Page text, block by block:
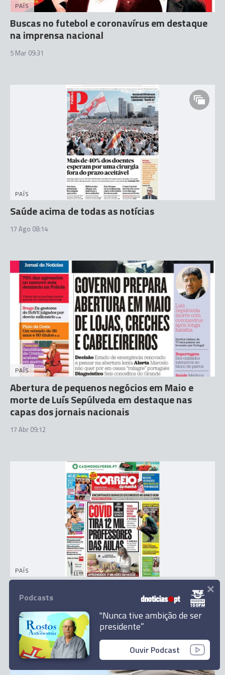
PAÍS
Buscas no futebol e coronavírus em destaque
na imprensa nacional
5 Mar 09:31
PAÍS
Saúde acima de todas as notícias
17 Ago 08:14
PAÍS
Abertura de pequenos negócios em Maio e
morte de Luís Sepúlveda em destaque nas
capas dos jornais nacionais
17 Abr 09:12
PAÍS
Covid e velhos problemas no Novo Banco em
destaque na imprensa
31 Jul 10:04
Podcasts
"Nunca tive ambição de ser
presidente”
Ouvir Podcast
×